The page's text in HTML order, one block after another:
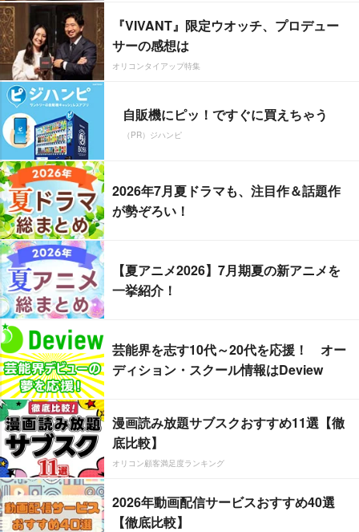
『VIVANT』限定ウオッチ、プロデュー
サーの感想は
オリコンタイアップ特集
自販機にピッ！ですぐに買えちゃう
（PR）ジハンピ
2026年7月夏ドラマも、注目作＆話題作
が勢ぞろい！
【夏アニメ2026】7月期夏の新アニメを
一挙紹介！
芸能界を志す10代～20代を応援！ オー
ディション・スクール情報はDeview
漫画読み放題サブスクおすすめ11選【徹
底比較】
オリコン顧客満足度ランキング
2026年動画配信サービスおすすめ40選
【徹底比較】